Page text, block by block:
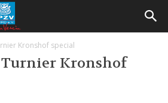
Kronshof special
Kronshof